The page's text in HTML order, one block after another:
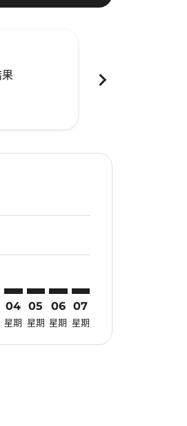
chevron_right
优惠
寻找优惠寻找优惠
disclaimer. 寻找优惠
disclaimer. 寻找优惠
offers-disclaimer. 寻找优惠
04
星期
05
星期
06
星期
07
星期